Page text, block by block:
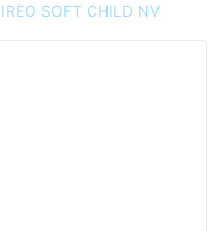
SOFT CHILD NV